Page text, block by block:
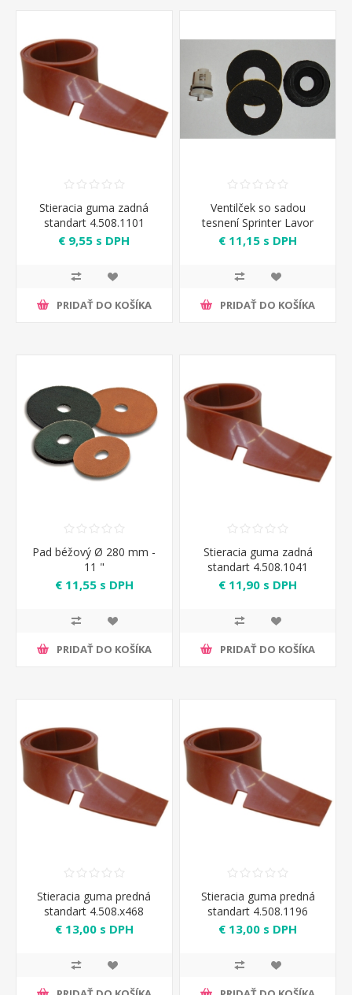
Stieracia guma zadná
standart 4.508.1101
€ 9,55 s DPH
PRIDAŤ DO KOŠÍKA
Ventilček so sadou
tesnení Sprinter Lavor
€ 11,15 s DPH
PRIDAŤ DO KOŠÍKA
Pad béžový Ø 280 mm -
11 "
€ 11,55 s DPH
PRIDAŤ DO KOŠÍKA
Stieracia guma zadná
standart 4.508.1041
€ 11,90 s DPH
PRIDAŤ DO KOŠÍKA
Stieracia guma predná
standart 4.508.x468
€ 13,00 s DPH
Stieracia guma predná
standart 4.508.1196
€ 13,00 s DPH